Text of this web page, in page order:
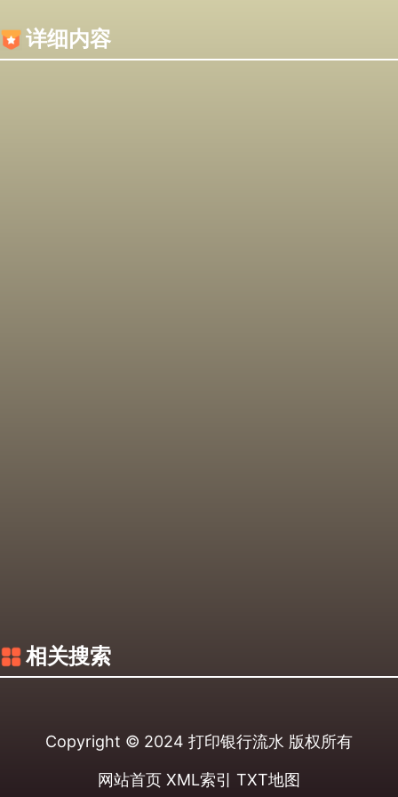
详细内容
相关搜索
Copyright © 2024 打印银行流水 版权所有
网站首页 XML索引 TXT地图